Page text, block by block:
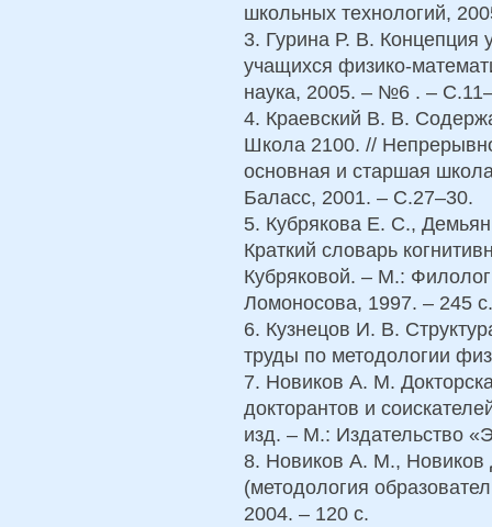
школьных технологий,
3. Гурина Р. В. Концепция
учащихся физико-
наука, 2005. – №6 . –
4. Краевский В. В.
Школа 2100. //
основная и старшая
Баласс, 2001. – С.27–30.
5. Кубрякова Е. С.,
Краткий словарь
Кубряковой. – М.:
Ломоносова, 1997. – 245 с.
6. Кузнецов И. В.
труды по методологии
7. Новиков А. М.
докторантов и
изд. – М.: Издательство
8. Новиков А. М., Новиков
(методология
2004. – 120 с.